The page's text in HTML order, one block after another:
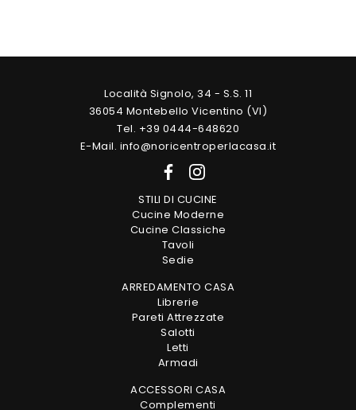
Località Signolo, 34 - S.S. 11
36054 Montebello Vicentino (VI)
Tel. +39 0444-648620
E-Mail. info@noricentroperlacasa.it
STILI DI CUCINE
Cucine Moderne
Cucine Classiche
Tavoli
Sedie
ARREDAMENTO CASA
Librerie
Pareti Attrezzate
Salotti
Letti
Armadi
ACCESSORI CASA
Complementi